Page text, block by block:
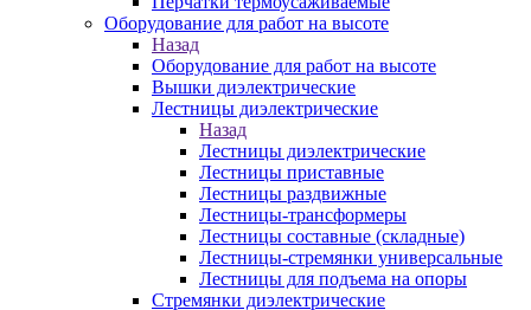
Оборудование для работ на высоте
Назад
Оборудование для работ на высоте
Вышки диэлектрические
Лестницы диэлектрические
Назад
Лестницы диэлектрические
Лестницы приставные
Лестницы раздвижные
Лестницы-трансформеры
Лестницы составные (складные)
Лестницы-стремянки универсальные
Лестницы для подъема на опоры
Стремянки диэлектрические